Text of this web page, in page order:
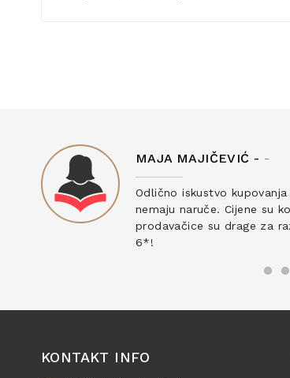
MAJA MAJIČEVIĆ - -
Odlično iskustvo
nemaju naruče. Cijene su
prodavačice su drage za
6*!
KONTAKT INFO